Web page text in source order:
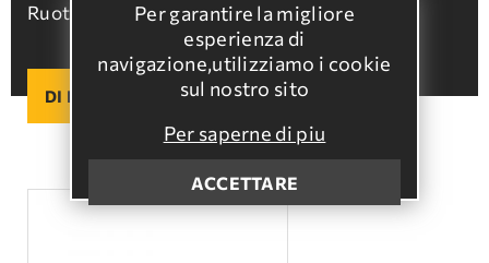
Per garantire la migliore
esperienza di
navigazione,utilizziamo i cookie
sul nostro sito
Per saperne di piu
ACCETTARE
Ruota 260x85
DI PIU